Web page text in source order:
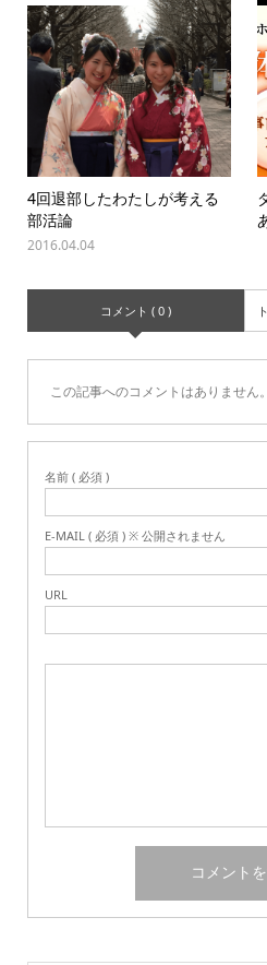
4回退部したわたしが考える
部活論
2016.04.04
コメント ( 0 )
この記事へのコメントはありません。
名前 ( 必須 )
E-MAIL ( 必須 ) ※ 公開されません
URL